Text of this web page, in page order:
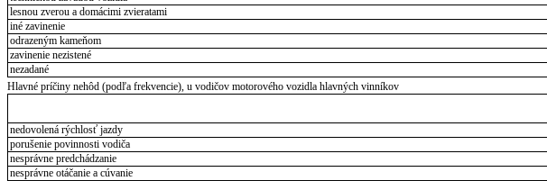
lesnou zverou a domácimi zvieratami
iné zavinenie
odrazeným kameňom
zavinenie nezistené
nezadané
Hlavné príčiny nehôd (podľa frekvencie), u vodičov motorového vozidla hlavných vinníkov
nedovolená rýchlosť jazdy
porušenie povinnosti vodiča
nesprávne predchádzanie
nesprávne otáčanie a cúvanie